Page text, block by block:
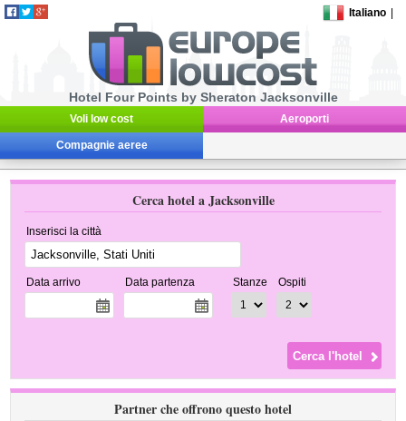
Italiano
Hotel Four Points by Sheraton Jacksonville
Voli low cost Aeroporti
Compagnie aeree
Cerca hotel a Jacksonville
Inserisci la città
Data arrivo Data partenza Stanze Ospiti
Partner che offrono questo hotel